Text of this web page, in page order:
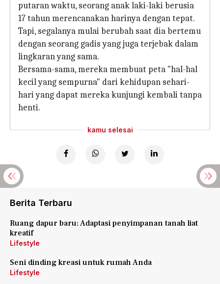
putaran waktu, seorang anak laki-laki berusia
17 tahun merencanakan harinya dengan tepat.
Tapi, segalanya mulai berubah saat dia bertemu
dengan seorang gadis yang juga terjebak dalam
lingkaran yang sama.
Bersama-sama, mereka membuat peta "hal-hal
kecil yang sempurna" dari kehidupan sehari-
hari yang dapat mereka kunjungi kembali tanpa
henti.
kamu selesai
Berita Terbaru
Ruang dapur baru: Adaptasi penyimpanan tanah liat
kreatif
Lifestyle
Seni dinding kreasi untuk rumah Anda
Lifestyle